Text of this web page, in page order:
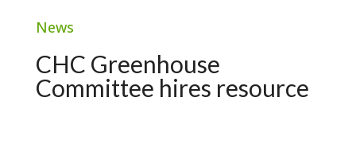
News
CHC Greenhouse
Committee hires resource